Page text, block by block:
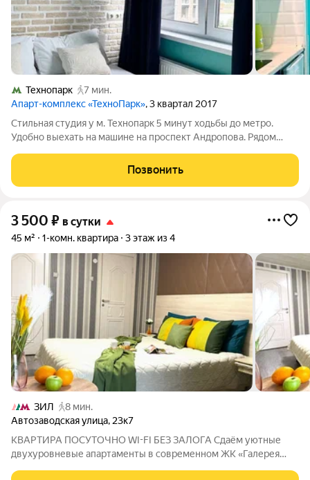
Технопарк
7 мин.
Апарт-комплекс «ТехноПарк», 3 квартал 2017
Стильная студия у м. Технопарк 5 минут ходьбы до метро.
Удобно выехать на машине на проспект Андропова. Рядом
рестораны и салоны красоты. Удобная транспортная
Позвонить
3 500 ₽ в сутки
45 м² 1-комн. квартира 3 этаж из 4
ЗИЛ
8 мин.
Автозаводская улица, 23к7
КВАРТИРА ПОСУТОЧНО WI-FI БЕЗ ЗАЛОГА Сдаём уютные
двухуровневые апартаменты в современном ЖК «Галерея